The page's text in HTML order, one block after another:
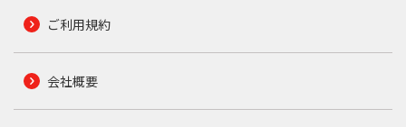
ご利用規約
会社概要